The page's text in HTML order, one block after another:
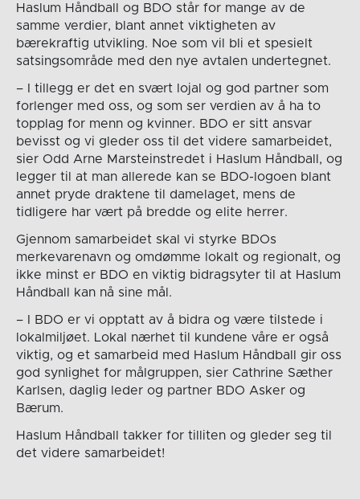
Haslum Håndball og BDO står for mange av de
samme verdier, blant annet viktigheten av
bærekraftig utvikling. Noe som vil bli et spesielt
satsingsområde med den nye avtalen undertegnet.
– I tillegg er det en svært lojal og god partner som
forlenger med oss, og som ser verdien av å ha to
topplag for menn og kvinner. BDO er sitt ansvar
bevisst og vi gleder oss til det videre samarbeidet,
sier Odd Arne Marsteinstredet i Haslum Håndball, og
legger til at man allerede kan se BDO-logoen blant
annet pryde draktene til damelaget, mens de
tidligere har vært på bredde og elite herrer.
Gjennom samarbeidet skal vi styrke BDOs
merkevarenavn og omdømme lokalt og regionalt, og
ikke minst er BDO en viktig bidragsyter til at Haslum
Håndball kan nå sine mål.
– I BDO er vi opptatt av å bidra og være tilstede i
lokalmiljøet. Lokal nærhet til kundene våre er også
viktig, og et samarbeid med Haslum Håndball gir oss
god synlighet for målgruppen, sier Cathrine Sæther
Karlsen, daglig leder og partner BDO Asker og
Bærum.
Haslum Håndball takker for tilliten og gleder seg til
det videre samarbeidet!